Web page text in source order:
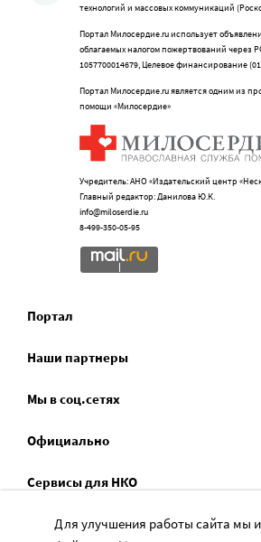
технологий и массовых коммуникаций
Портал Милосердие.ru использует
облагаемых налогом пожертвований через
1057700014679, Целевое финансирование
Портал Милосердие.ru является одним из
помощи «Милосердие»
Учредитель: АНО «Издательский центр
Главный редактор: Данилова Ю.К.
info@miloserdie.ru
8-499-350-05-95
Портал
Наши партнеры
Мы в соц.сетях
Официально
Сервисы для НКО
Спецпроекты
Для улучшения работы сайта мы